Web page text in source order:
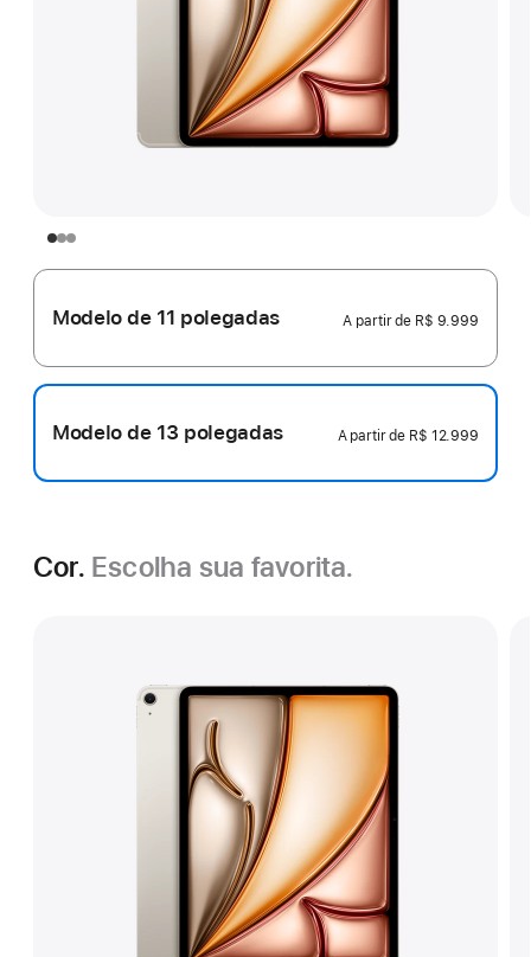
Modelo de 11 polegadas A partir de R$ 9.999
Modelo de 13 polegadas A partir de R$ 12.999
Cor. Escolha sua favorita.